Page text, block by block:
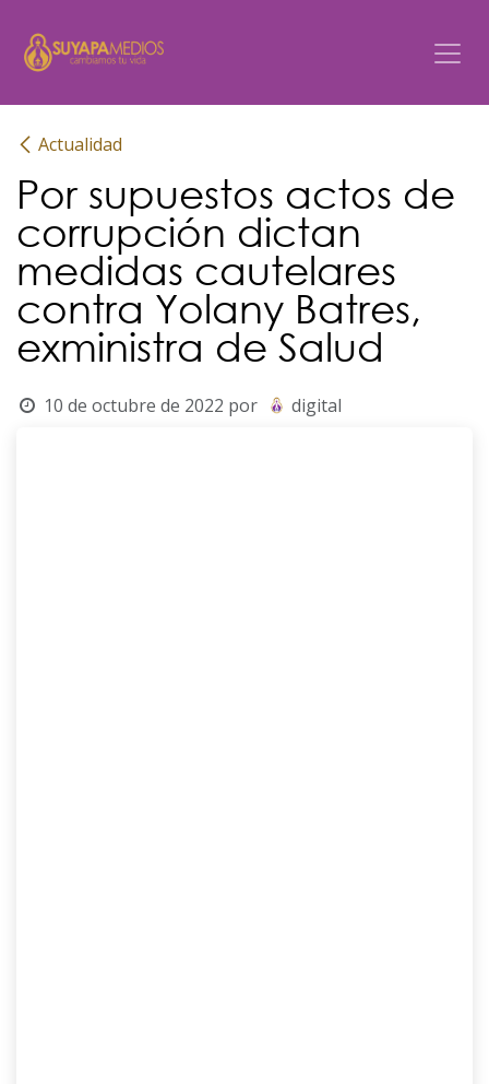
Actualidad
Por supuestos actos de
corrupción dictan
medidas cautelares
contra Yolany Batres,
exministra de Salud
10 de octubre de 2022 por digital